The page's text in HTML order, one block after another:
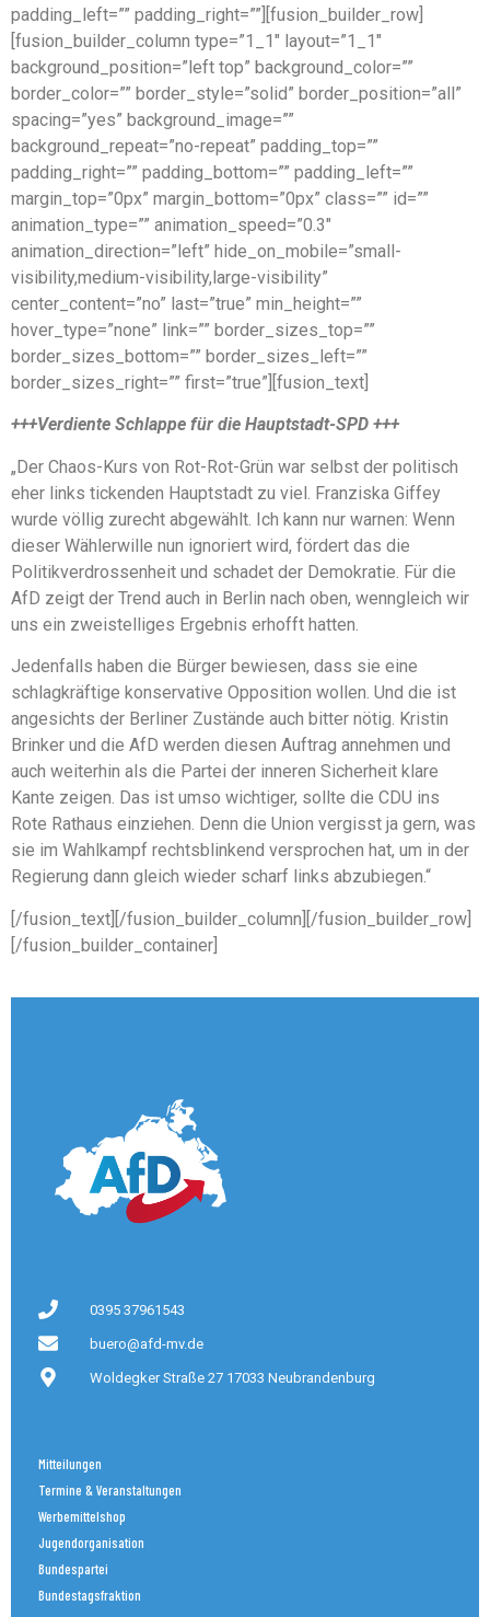
padding_left=”” padding_right=””][fusion_builder_row]
[fusion_builder_column type=”1_1″ layout=”1_1″
background_position=”left top” background_color=””
border_color=”” border_style=”solid” border_position=”all”
spacing=”yes” background_image=””
background_repeat=”no-repeat” padding_top=””
padding_right=”” padding_bottom=”” padding_left=””
margin_top=”0px” margin_bottom=”0px” class=”” id=””
animation_type=”” animation_speed=”0.3″
animation_direction=”left” hide_on_mobile=”small-
visibility,medium-visibility,large-visibility”
center_content=”no” last=”true” min_height=””
hover_type=”none” link=”” border_sizes_top=””
border_sizes_bottom=”” border_sizes_left=””
border_sizes_right=”” first=”true”][fusion_text]
+++Verdiente Schlappe für die Hauptstadt-SPD +++
„Der Chaos-Kurs von Rot-Rot-Grün war selbst der politisch
eher links tickenden Hauptstadt zu viel. Franziska Giffey
wurde völlig zurecht abgewählt. Ich kann nur warnen: Wenn
dieser Wählerwille nun ignoriert wird, fördert das die
Politikverdrossenheit und schadet der Demokratie. Für die
AfD zeigt der Trend auch in Berlin nach oben, wenngleich wir
uns ein zweistelliges Ergebnis erhofft hatten.
Jedenfalls haben die Bürger bewiesen, dass sie eine
schlagkräftige konservative Opposition wollen. Und die ist
angesichts der Berliner Zustände auch bitter nötig. Kristin
Brinker und die AfD werden diesen Auftrag annehmen und
auch weiterhin als die Partei der inneren Sicherheit klare
Kante zeigen. Das ist umso wichtiger, sollte die CDU ins
Rote Rathaus einziehen. Denn die Union vergisst ja gern, was
sie im Wahlkampf rechtsblinkend versprochen hat, um in der
Regierung dann gleich wieder scharf links abzubiegen.“
[/fusion_text][/fusion_builder_column][/fusion_builder_row]
[/fusion_builder_container]
0395 37961543
buero@afd-mv.de
Woldegker Straße 27 17033 Neubrandenburg
Mitteilungen
Termine & Veranstaltungen
Werbemittelshop
Jugendorganisation
Bundespartei
Bundestagsfraktion